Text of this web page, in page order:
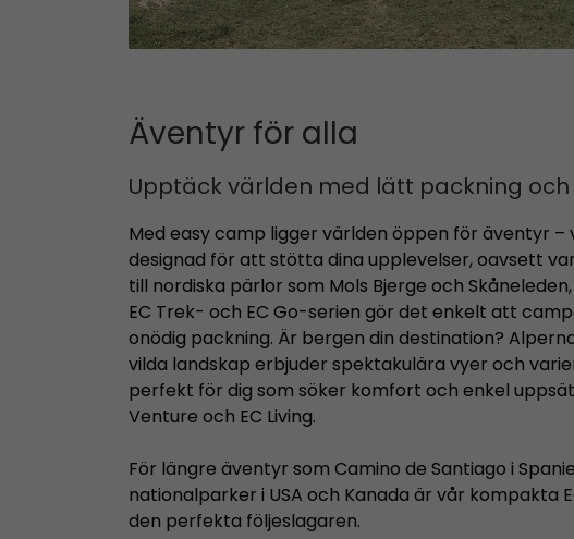
Äventyr för alla
Upptäck världen med lätt packning
Med easy camp ligger världen öppen för äventyr –
designad för att stötta dina upplevelser, oavsett
till nordiska pärlor som Mols Bjerge och
EC Trek- och EC Go-serien gör det enkelt att
onödig packning. Är bergen din destination?
vilda landskap erbjuder spektakulära vyer och
perfekt för dig som söker komfort och enkel
Venture och EC Living.
För längre äventyr som Camino de Santiago i
nationalparker i USA och Kanada är vår kompakta
den perfekta följeslagaren.